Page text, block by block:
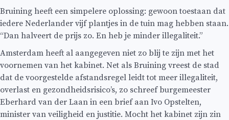
Bruining heeft een simpelere oplossing: gewoon toestaan dat
iedere Nederlander vijf plantjes in de tuin mag hebben staan.
“Dan halveert de prijs zo. En heb je minder illegaliteit.”
Amsterdam heeft al aangegeven niet zo blij te zijn met het
voornemen van het kabinet. Net als Bruining vreest de stad
dat de voorgestelde afstandsregel leidt tot meer illegaliteit,
overlast en gezondheidsrisico’s, zo schreef burgemeester
Eberhard van der Laan in een brief aan Ivo Opstelten,
minister van veiligheid en justitie. Mocht het kabinet zijn zin